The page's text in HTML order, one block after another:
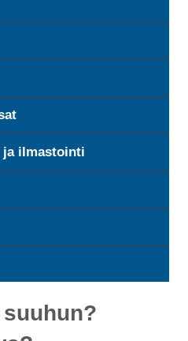
ja ilmastointi